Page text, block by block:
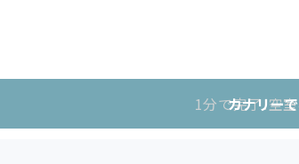
1分で完了!空
カナリー